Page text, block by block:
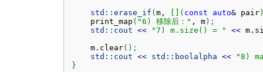
std:: erase_if ( m, ( const auto& pair
    print_map
( "6) 移除后：" , m) ;
std:: cout << "7) m.size() = " << m.
    m.
clear( ) ;
std:: cout << std:: boolalpha <<
"8)
}